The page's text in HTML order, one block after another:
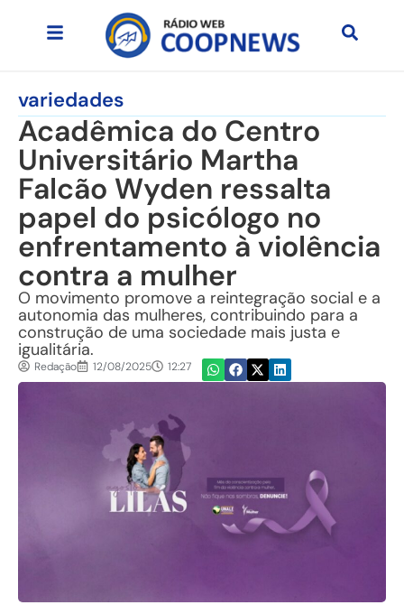
variedades
Acadêmica do Centro
Universitário Martha
Falcão Wyden ressalta
papel do psicólogo no
enfrentamento à violência
contra a mulher
O movimento promove a reintegração social e a
autonomia das mulheres, contribuindo para a
construção de uma sociedade mais justa e
igualitária.
Redação 12/08/2025 12:27